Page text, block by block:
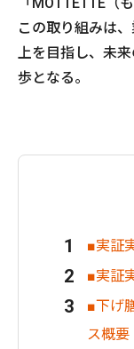
この取り組みは
上を目指し、未
歩となる。
■実証
■実証
■下げ
ス概要